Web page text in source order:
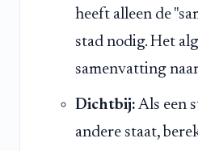
heeft alleen de
stad nodig. Het
samenvatting
Dichtbij: Als een
andere staat,